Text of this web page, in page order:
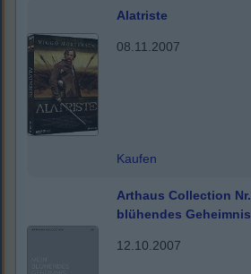
Alatriste
08.11.2007
Kaufen
Arthaus Collection
blühendes Geheimnis
12.10.2007